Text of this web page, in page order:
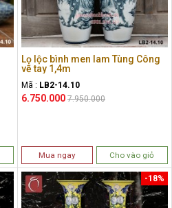
Lọ lộc bình men lam Tùng Công
vẽ tay 1,4m
Mã : LB2-14.10
6.750.000 7.950.000
Mua ngay Cho vào giỏ
-18%